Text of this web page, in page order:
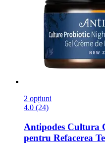
2 opțiuni
4.0 (24)
Antipodes Cultura
pentru Refacerea